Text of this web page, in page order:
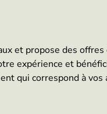
et propose des offres
expérience et
qui correspond à